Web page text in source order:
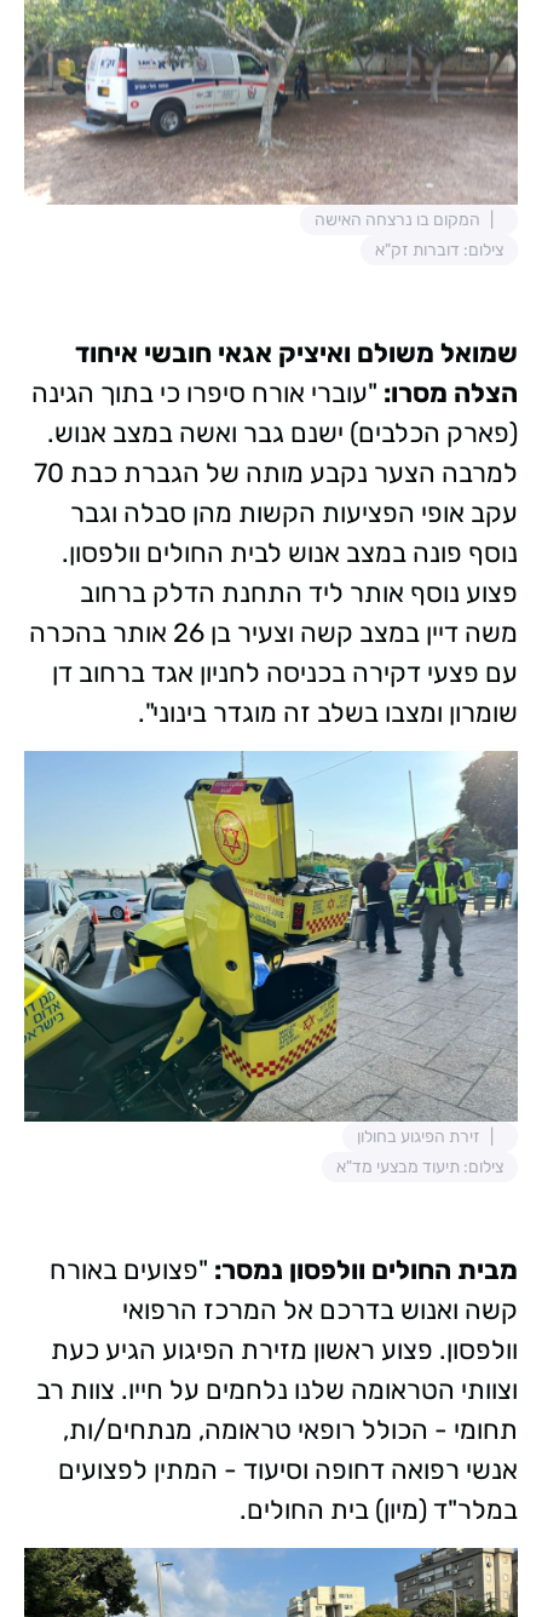
המקום בו נרצחה האישה
צילום: דוברות זק"א
שמואל משולם ואיציק אגאי חובשי איחוד
הצלה מסרו: "עוברי אורח סיפרו כי בתוך הגינה
(פארק הכלבים) ישנם גבר ואשה במצב אנוש.
למרבה הצער נקבע מותה של הגברת כבת 70
עקב אופי הפציעות הקשות מהן סבלה וגבר
נוסף פונה במצב אנוש לבית החולים וולפסון.
פצוע נוסף אותר ליד התחנת הדלק ברחוב
משה דיין במצב קשה וצעיר בן 26 אותר בהכרה
עם פצעי דקירה בכניסה לחניון אגד ברחוב דן
שומרון ומצבו בשלב זה מוגדר בינוני".
זירת הפיגוע בחולון
צילום: תיעוד מבצעי מד"א
מבית החולים וולפסון נמסר: "פצועים באורח
קשה ואנוש בדרכם אל המרכז הרפואי
וולפסון. פצוע ראשון מזירת הפיגוע הגיע כעת
וצוותי הטראומה שלנו נלחמים על חייו. צוות רב
תחומי - הכולל רופאי טראומה, מנתחים/ות,
אנשי רפואה דחופה וסיעוד - המתין לפצועים
במלר"ד (מיון) בית החולים.